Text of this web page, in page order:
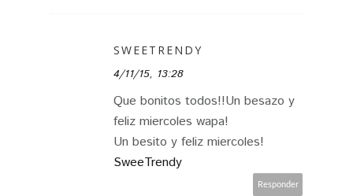
SWEETRENDY
4/11/15, 13:28
Que bonitos todos!!Un besazo y
feliz miercoles wapa!
Un besito y feliz miercoles!
SweeTrendy
Responder